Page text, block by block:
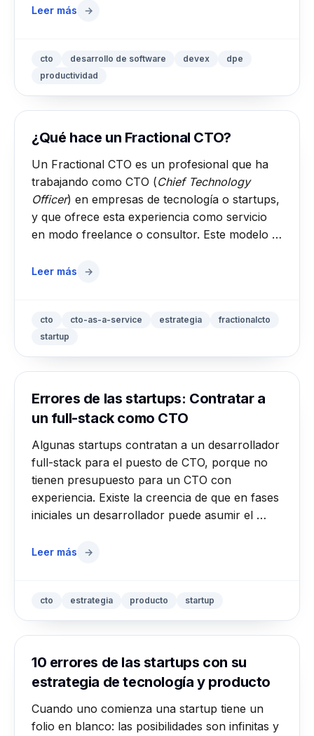
Leer más →
cto desarrollo de software devex
dpe
productividad
¿Qué hace un Fractional CTO?
Un Fractional CTO es un profesional que ha
trabajando como CTO (Chief Technology
Officer) en empresas de tecnología o startups,
y que ofrece esta experiencia como servicio
en modo freelance o consultor. Este modelo …
Leer más →
cto cto-as-a-service estrategia
fractionalcto
startup
Errores de las startups: Contratar a
un full-stack como CTO
Algunas startups contratan a un desarrollador
full-stack para el puesto de CTO, porque no
tienen presupuesto para un CTO con
experiencia. Existe la creencia de que en fases
iniciales un desarrollador puede asumir el …
Leer más →
cto estrategia producto startup
10 errores de las startups con su
estrategia de tecnología y producto
Cuando uno comienza una startup tiene un
folio en blanco: las posibilidades son infinitas y